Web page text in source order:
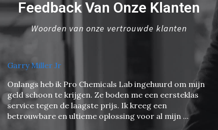
Feedback Van Onze Klanten
Woorden van onze vertrouwde klanten
Garry Miller Jr
Onlangs heb ik Pro Chemicals Lab ingehuurd om mijn
geld schoon te krijgen. Ze boden me een eersteklas
service tegen de laagste prijs. Ik kreeg een
betrouwbare en ultieme oplossing voor al mijn ...